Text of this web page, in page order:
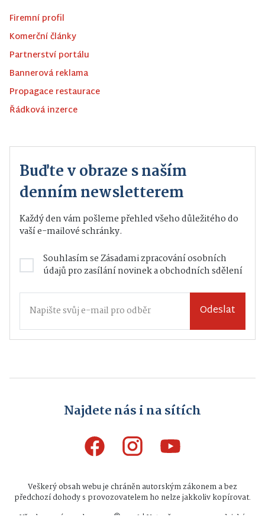
Firemní profil
Komerční články
Partnerství portálu
Bannerová reklama
Propagace restaurace
Řádková inzerce
Buďte v obraze s naším
denním newsletterem
Každý den vám pošleme přehled všeho důležitého do
vaší e-mailové schránky.
Souhlasím seZásadami zpracování osobních
údajůpro zasílání novinek a obchodních sdělení
Odeslat
Najdete nás i na sítích
Veškerý obsah webu je chráněn autorským zákonem a bez
předchozí dohody s provozovatelem ho nelze jakkoliv kopírovat.
Všechna práva vyhrazena © 2026 | Vytvořeno na zpravodajské